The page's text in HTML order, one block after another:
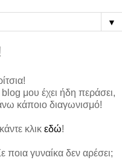
▼
μου έχει ήδη περάσει,
κάποιο διαγωνισμό!
κλικ εδώ!
ποια γυναίκα δεν αρέσει;